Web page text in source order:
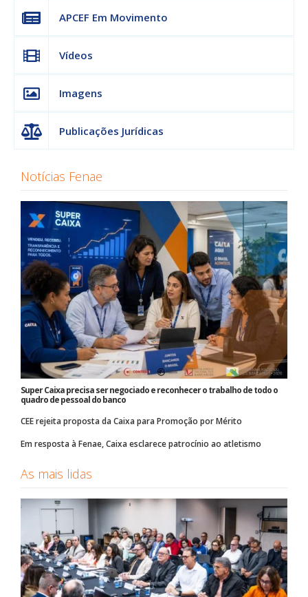
APCEF Em Movimento
Vídeos
Imagens
Publicações Jurídicas
Notícias Fenae
Super Caixa precisa ser negociado e reconhecer o trabalho de todo o
quadro de pessoal do banco
CEE rejeita proposta da Caixa para Promoção por Mérito
Em resposta à Fenae, Caixa esclarece patrocínio ao atletismo
As mais lidas